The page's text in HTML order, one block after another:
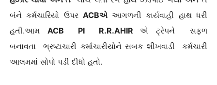
બંને કર્મચારિયો ઉપરACBએ આગળની કાર્યવાહી હાથ ધરી
હતી.આમ ACB PI R.R.AHIRએ ટ્રેપને સફળ
બનાવતા ભ્રષ્ટાચારી કર્માંચારીયોને સબક શીખવાડી કર્મચારી
આલમમાં સોપો પડી દીધો હતો.